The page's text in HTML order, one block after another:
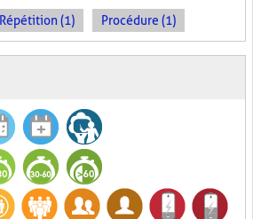
Répétition (1) Procédure (1)